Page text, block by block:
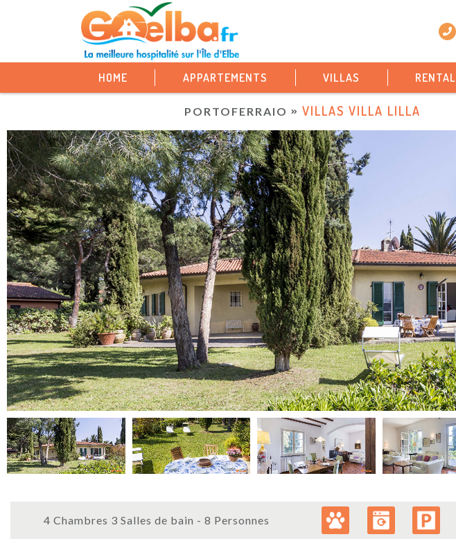
HOME APPARTEMENTS VILLAS RENTAL
PORTOFERRAIO VILLAS VILLA LILLA
4 Chambres 3 Salles de bain - 8 Personnes